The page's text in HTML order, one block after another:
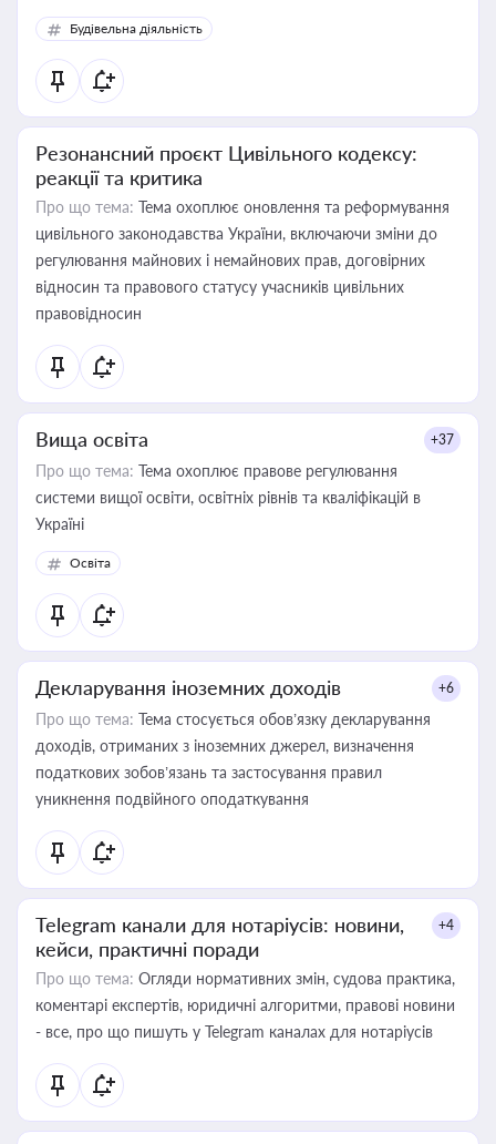
Будівельна діяльність
Резонансний проєкт Цивільного кодексу:
реакції та критика
Про що тема: Тема охоплює оновлення та реформування
цивільного законодавства України, включаючи зміни до
регулювання майнових і немайнових прав, договірних
відносин та правового статусу учасників цивільних
правовідносин
Вища освіта +37
Про що тема: Тема охоплює правове регулювання
системи вищої освіти, освітніх рівнів та кваліфікацій в
Україні
Освіта
Декларування іноземних доходів +6
Про що тема: Тема стосується обов’язку декларування
доходів, отриманих з іноземних джерел, визначення
податкових зобов’язань та застосування правил
уникнення подвійного оподаткування
Telegram канали для нотаріусів: новини,
кейси, практичні поради
+4
Про що тема: Огляди нормативних змін, судова практика,
коментарі експертів, юридичні алгоритми, правові новини
- все, про що пишуть у Telegram каналах для нотаріусів